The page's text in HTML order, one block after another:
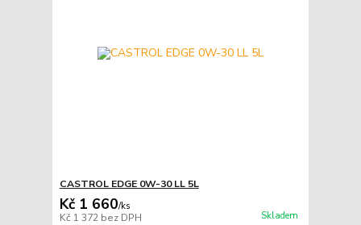
CASTROL EDGE 0W-30 LL 5L
Kč 1 660/ks
Kč 1 372 bez DPH Skladem